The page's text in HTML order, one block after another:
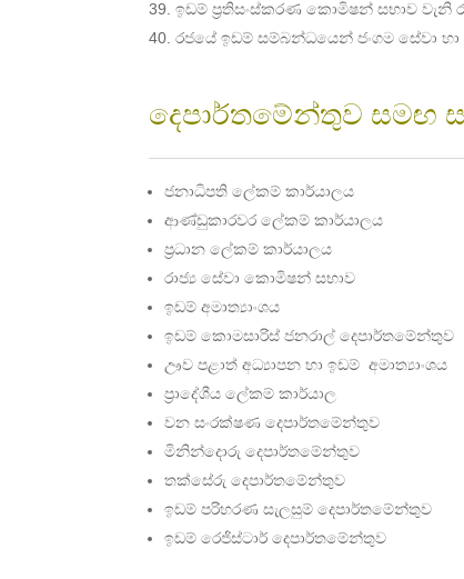
ඉඩම් ප්‍රතිසංස්කරණ කොමිෂන් සභාව වැනි
රජයේ ඉඩම් සම්බන්ධයෙන් ජංගම සේවා
දෙපාර්තමේන්තුව සමඟ
ජනාධිපති ලේකම් කාර්යාලය
ආණ්ඩුකාරවර ලේකම් කාර්යාලය
ප්‍රධාන ලේකම් කාර්යාලය
රාජ්‍ය සේවා කොමිෂන් සභාව
ඉඩම් අමාත්‍යාංශය
ඉඩම් කොමසාරිස් ජනරාල් දෙපාර්තමේන්තුව
ඌව පළාත් අධ්‍යාපන හා ඉඩම් අමාත්‍යාංශය
ප්‍රාදේශීය ලේකම් කාර්යාල
වන සංරක්ෂණ දෙපාර්තමේන්තුව
මිනින්දොරු දෙපාර්තමේන්තුව
තක්සේරු දෙපාර්තමේන්තුව
ඉඩම් පරිහරණ සැලසුම් දෙපාර්තමේන්තුව
ඉඩම් රෙජිස්ටාර් දෙපාර්තමේන්තුව